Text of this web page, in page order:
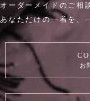
オーダーメイドのご相
あなただけの一着を、
お